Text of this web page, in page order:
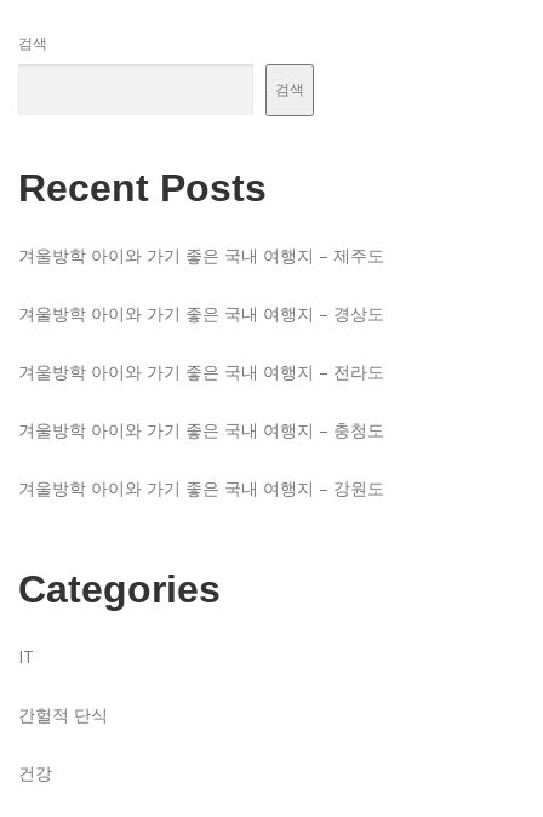
검색
검색
Recent Posts
겨울방학 아이와 가기 좋은 국내 여행지 – 제주도
겨울방학 아이와 가기 좋은 국내 여행지 – 경상도
겨울방학 아이와 가기 좋은 국내 여행지 – 전라도
겨울방학 아이와 가기 좋은 국내 여행지 – 충청도
겨울방학 아이와 가기 좋은 국내 여행지 – 강원도
Categories
IT
간헐적 단식
건강